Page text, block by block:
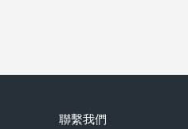
聯繫我們